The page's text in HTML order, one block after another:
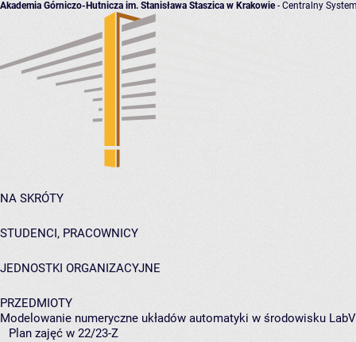
Akademia Górniczo-Hutnicza im. Stanisława Staszica w Krakowie- Centralny
NA SKRÓTY
STUDENCI, PRACOWNICY
JEDNOSTKI ORGANIZACYJNE
PRZEDMIOTY
Modelowanie numeryczne układów automatyki w środowisku
Plan zajęć w 22/23-Z